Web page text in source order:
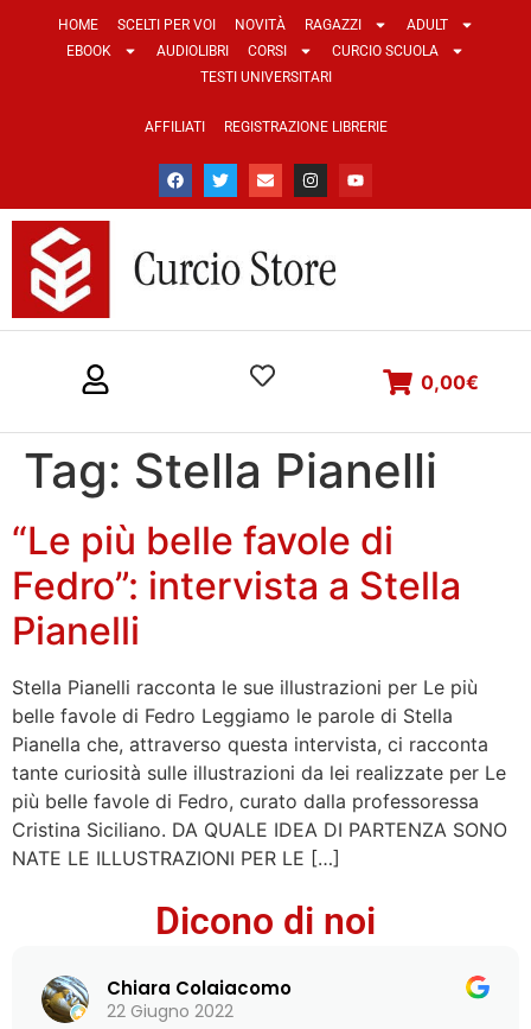
HOME SCELTI PER VOI NOVITÀ RAGAZZI
ADULT
EBOOK
AUDIOLIBRI CORSI
CURCIO SCUOLA
TESTI UNIVERSITARI
AFFILIATI REGISTRAZIONE LIBRERIE
0,00€
Tag: Stella Pianelli
“Le più belle favole di
Fedro”: intervista a Stella
Pianelli
Stella Pianelli racconta le sue illustrazioni per Le più
belle favole di Fedro Leggiamo le parole di Stella
Pianella che, attraverso questa intervista, ci racconta
tante curiosità sulle illustrazioni da lei realizzate per Le
più belle favole di Fedro, curato dalla professoressa
Cristina Siciliano. DA QUALE IDEA DI PARTENZA SONO
NATE LE ILLUSTRAZIONI PER LE […]
Dicono di noi
Chiara Colaiacomo
22 Giugno 2022